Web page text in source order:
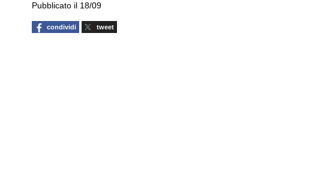
Pubblicato il 18/09
condividi tweet